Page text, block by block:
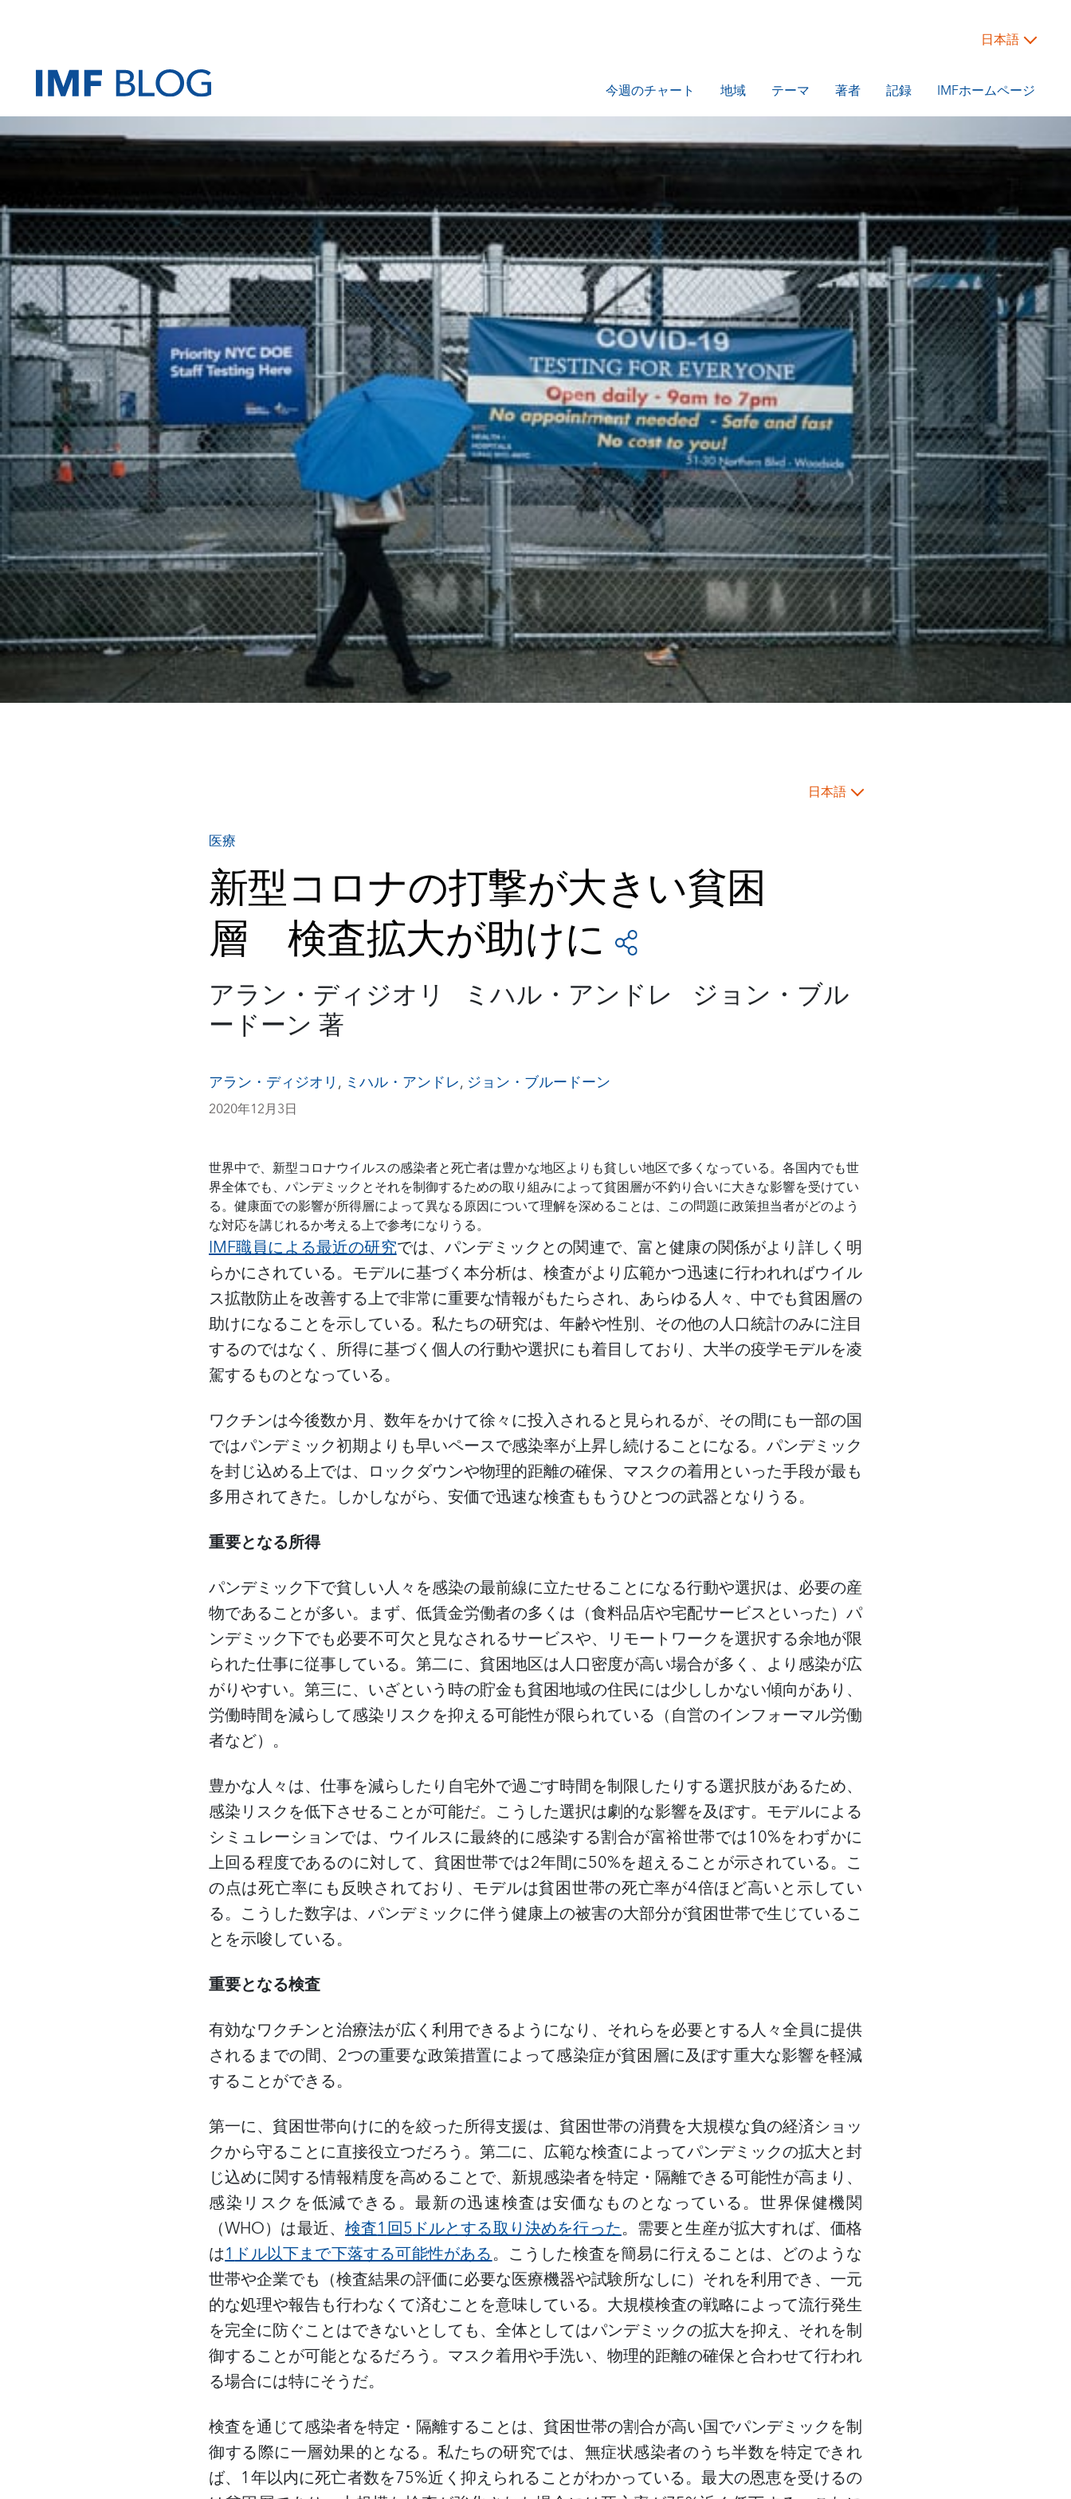
日本語
今週のチャート 地域 テーマ 著者 記録 IMFホームページ
日本語
医療
新型コロナの打撃が大きい貧困
層 検査拡大が助けに
アラン・ディジオリ ミハル・アンドレ ジョン・ブル
ードーン 著
アラン・ディジオリ, ミハル・アンドレ, ジョン・ブルードーン
2020年12月3日
世界中で、新型コロナウイルスの感染者と死亡者は豊かな地区よりも貧しい地区で多くなっている。各国内でも世
界全体でも、パンデミックとそれを制御するための取り組みによって貧困層が不釣り合いに大きな影響を受けてい
る。健康面での影響が所得層によって異なる原因について理解を深めることは、この問題に政策担当者がどのよう
な対応を講じれるか考える上で参考になりうる。
IMF職員による最近の研究では、パンデミックとの関連で、富と健康の関係がより詳しく明
らかにされている。モデルに基づく本分析は、検査がより広範かつ迅速に行われればウイル
ス拡散防止を改善する上で非常に重要な情報がもたらされ、あらゆる人々、中でも貧困層の
助けになることを示している。私たちの研究は、年齢や性別、その他の人口統計のみに注目
するのではなく、所得に基づく個人の行動や選択にも着目しており、大半の疫学モデルを凌
駕するものとなっている。
ワクチンは今後数か月、数年をかけて徐々に投入されると見られるが、その間にも一部の国
ではパンデミック初期よりも早いペースで感染率が上昇し続けることになる。パンデミック
を封じ込める上では、ロックダウンや物理的距離の確保、マスクの着用といった手段が最も
多用されてきた。しかしながら、安価で迅速な検査ももうひとつの武器となりうる。
重要となる所得
パンデミック下で貧しい人々を感染の最前線に立たせることになる行動や選択は、必要の産
物であることが多い。まず、低賃金労働者の多くは（食料品店や宅配サービスといった）パ
ンデミック下でも必要不可欠と見なされるサービスや、リモートワークを選択する余地が限
られた仕事に従事している。第二に、貧困地区は人口密度が高い場合が多く、より感染が広
がりやすい。第三に、いざという時の貯金も貧困地域の住民には少ししかない傾向があり、
労働時間を減らして感染リスクを抑える可能性が限られている（自営のインフォーマル労働
者など）。
豊かな人々は、仕事を減らしたり自宅外で過ごす時間を制限したりする選択肢があるため、
感染リスクを低下させることが可能だ。こうした選択は劇的な影響を及ぼす。モデルによる
シミュレーションでは、ウイルスに最終的に感染する割合が富裕世帯では10%をわずかに
上回る程度であるのに対して、貧困世帯では2年間に50%を超えることが示されている。こ
の点は死亡率にも反映されており、モデルは貧困世帯の死亡率が4倍ほど高いと示してい
る。こうした数字は、パンデミックに伴う健康上の被害の大部分が貧困世帯で生じているこ
とを示唆している。
重要となる検査
有効なワクチンと治療法が広く利用できるようになり、それらを必要とする人々全員に提供
されるまでの間、 2つの重要な政策措置によって感染症が貧困層に及ぼす重大な影響を軽減
することができる。
第一に、貧困世帯向けに的を絞った所得支援は、貧困世帯の消費を大規模な負の経済ショッ
クから守ることに直接役立つだろう。第二に、広範な検査によってパンデミックの拡大と封
じ込めに関する情報精度を高めることで、新規感染者を特定・隔離できる可能性が高まり、
感染リスクを低減できる。最新の迅速検査は安価なものとなっている。世界保健機関
（WHO）は最近、検査1回5ドルとする取り決めを行った。需要と生産が拡大すれば、価格
は1ドル以下まで下落する可能性がある。こうした検査を簡易に行えることは、どのような
世帯や企業でも（検査結果の評価に必要な医療機器や試験所なしに）それを利用でき、一元
的な処理や報告も行わなくて済むことを意味している。大規模検査の戦略によって流行発生
を完全に防ぐことはできないとしても、全体としてはパンデミックの拡大を抑え、それを制
御することが可能となるだろう。マスク着用や手洗い、物理的距離の確保と合わせて行われ
る場合には特にそうだ。
検査を通じて感染者を特定・隔離することは、貧困世帯の割合が高い国でパンデミックを制
御する際に一層効果的となる。私たちの研究では、無症状感染者のうち半数を特定できれ
ば、 1年以内に死亡者数を75%近く抑えられることがわかっている。最大の恩恵を受けるの